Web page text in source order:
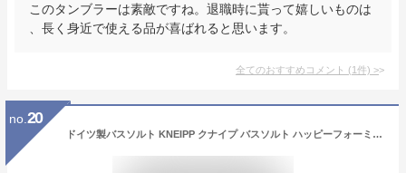
このタンブラーは素敵ですね。退職時に貰って嬉しいものは
、長く身近で使える品が喜ばれると思います。
全てのおすすめコメント (1件) >
no. 20
ドイツ製バスソルト KNEIPP クナイプ バスソルト ハッピーフォーミー ロータス＆ジャスミンの香り (850g) 入浴剤